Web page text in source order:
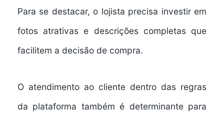
Para se destacar, o lojista precisa investir em
fotos atrativas e descrições completas que
facilitem a decisão de compra.
O atendimento ao cliente dentro das regras
da plataforma também é determinante para